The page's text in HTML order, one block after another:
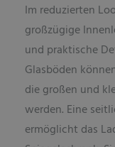
Im reduzierten
großzügige
und praktische
Glasböden
die großen und
werden. Eine
ermöglicht das